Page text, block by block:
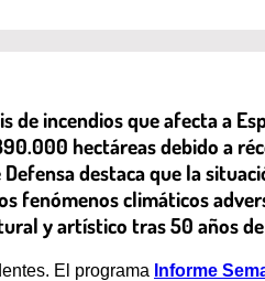
incendios que afecta a
hectáreas debido a
destaca que la
fenómenos climáticos
y artístico tras 50 años
El programa Informe